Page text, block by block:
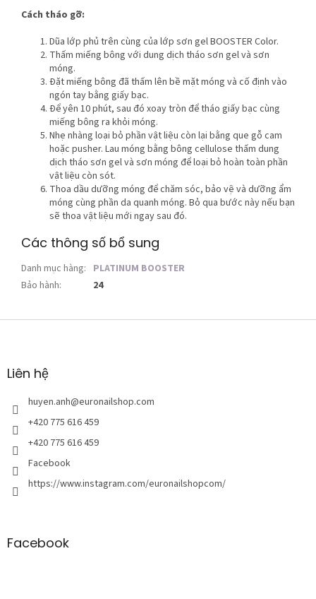
Cách tháo gỡ:
Dũa lớp phủ trên cùng của lớp sơn gel BOOSTER Color.
Thấm miếng bông với dung dịch tháo sơn gel và sơn
móng.
Đặt miếng bông đã thấm lên bề mặt móng và cố định vào
ngón tay bằng giấy bạc.
Để yên 10 phút, sau đó xoay tròn để tháo giấy bạc cùng
miếng bông ra khỏi móng.
Nhẹ nhàng loại bỏ phần vật liệu còn lại bằng que gỗ cam
hoặc pusher. Lau móng bằng bông cellulose thấm dung
dịch tháo sơn gel và sơn móng để loại bỏ hoàn toàn phần
vật liệu còn sót.
Thoa dầu dưỡng móng để chăm sóc, bảo vệ và dưỡng ẩm
móng cùng phần da quanh móng. Bỏ qua bước này nếu bạn
sẽ thoa vật liệu mới ngay sau đó.
Các thông số bổ sung
Danh mục hàng: PLATINUM BOOSTER
Bảo hành: 24
C
nLiên hệ
huyen.anh@euronailshop.com
+420 775 616 459
+420 775 616 459
Facebook
https://www.instagram.com/euronailshopcom/
Facebook